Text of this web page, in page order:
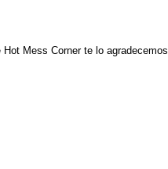
Mess Corner te lo agradecemos.